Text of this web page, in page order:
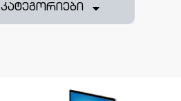
კატეგორიები